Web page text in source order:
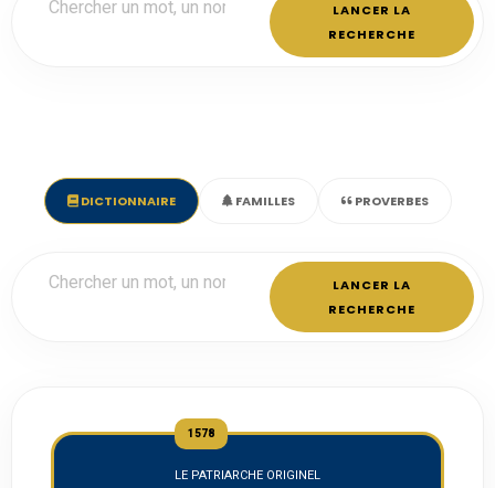
LANCER LA
RECHERCHE
DICTIONNAIRE FAMILLES PROVERBES
LANCER LA
RECHERCHE
1578
LE PATRIARCHE ORIGINEL